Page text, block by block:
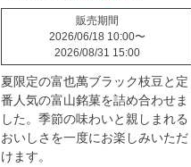
販売期間
2026/06/18 10:00〜
2026/08/31 15:00
夏限定の富也萬ブラック枝豆と定
番人気の富山銘菓を詰め合わせま
した。季節の味わいと親しまれる
おいしさを一度にお楽しみいただ
けます。